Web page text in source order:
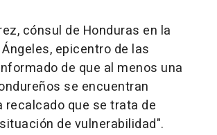
cónsul de Honduras en la
epicentro de las
de que al menos una
se encuentran
recalcado que se trata de
de vulnerabilidad".